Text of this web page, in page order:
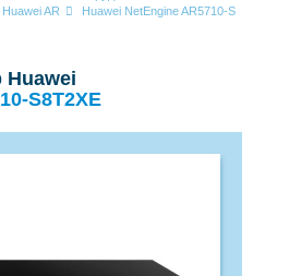
Huawei AR
Huawei NetEngine AR5710-S
Huawei
S8T2XE